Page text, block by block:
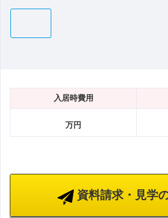
入居時費用
万円
資料請求・見学